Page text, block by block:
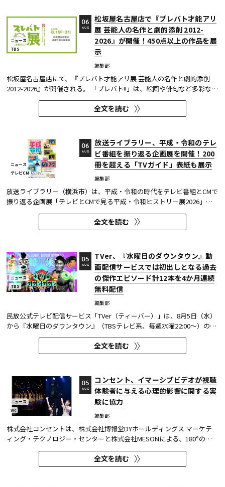
ニュース
TBS
松坂屋名古屋店で『プレバト才能アリ
展 芸能人の名作と劇的添削 2012-
2026』が開催！450点以上の作品を展
示
編集部
06
AUG
松坂屋名古屋店にて、『プレバト才能アリ展 芸能人の名作と劇的添削
2012-2026』が開催される。 「プレバト!!」は、絵画や俳句など多彩な芸
術ジャンルに芸能人が挑戦し、その作品を超一流の講師陣が才能アリ/ナ
シで厳しく査定する教養バラエティー番組だ。 本展では、定番ジャンル
の俳句・水彩画から、大漁旗や黒板アートといった巨大作品...
全文を読む
ニュース
テレビCM
放送ライブラリー、平成・令和のテレ
ビ番組を振り返る企画展を開催！200
冊を超える「TVガイド」表紙も展示
編集部
06
AUG
放送ライブラリー（横浜市）は、平成・令和の時代をテレビ番組とCMで
振り返る企画展「テレビとCMで見る平成・令和ヒストリー展2026」を8
月7日～9月27日に開催する。
全文を読む
ニュース
TBS
TVer、『水曜日のダウンタウン』動
画配信サービスでは初出しとなる過去
の傑作エピソード計12本を4か月連続
無料配信
編集部
05
AUG
民放公式テレビ配信サービス「TVer（ティーバー）」は、8月5日（水）
から『水曜日のダウンタウン』（TBSテレビ系、毎週水曜22:00～）の過
去に放送された傑作エピソード計12本を4か月にわたり配信する。本エ
ピソードが動画配信サービスで配信されるのは今回が初めてとなる。
TVerはすべて無料で見放題となっている。 『水曜日のダウンタウン...
全文を読む
ニュース
VR
コンセント、イマーシブビデオが視聴
体験者に与える心理的影響に関する実
験に協力
編集部
05
AUG
株式会社コンセントは、株式会社博報堂DYホールディングス マーケテ
ィング・テクノロジー・センターと株式会社MESONによる、180°の視
野角のImmersive Video（以下、イマーシブビデオ）を実験刺激に用い
た心理実験に協力し、そのプレプリント論文が2026年6月8日にarXivで
公開された。 本実験は、イマーシブビデオの撮影距離が体験者の「そ...
全文を読む